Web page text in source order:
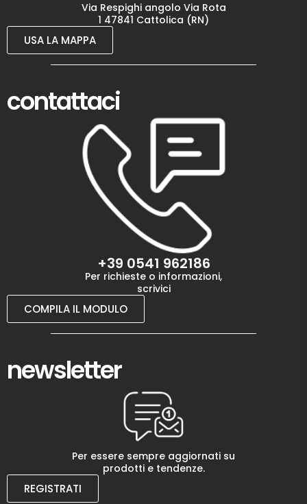
Via Respighi angolo Via Rota
1 47841 Cattolica (RN)
USA LA MAPPA
contattaci
+39 0541 962186
Per richieste o informazioni,
scrivici
COMPILA IL MODULO
newsletter
Per essere sempre aggiornati su
prodotti e tendenze.
REGISTRATI